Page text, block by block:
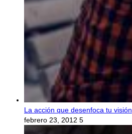
La acción que desenfoca tu visión
febrero 23, 2012 5